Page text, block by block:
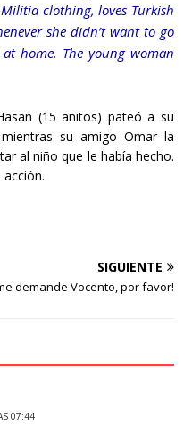
clothing, loves Turkish
she didn’t want to go
home. The young woman
(15 añitos) pateó a su
su amigo Omar la
al niño que le había hecho.
acción.
SIGUIENTE
demande Vocento, por favor!
07:44